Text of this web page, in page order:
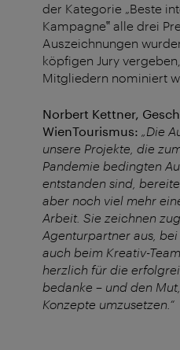
der Kategorie „Beste
Kampagne‟ alle drei
Auszeichnungen
köpfigen Jury
Mitgliedern nominiert
Norbert Kettner,
WienTourismus: „Die
unsere Projekte, die
Pandemie bedingten
entstanden sind,
aber noch viel mehr
Arbeit. Sie zeichnen
Agenturpartner aus,
auch beim Kreativ-
herzlich für die
bedanke – und den
Konzepte umzusetzen.“